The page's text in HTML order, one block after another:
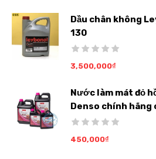
Dầu chân không
130
3,500,000₫
Nước làm mát đỏ
Denso chính hãng
450,000₫